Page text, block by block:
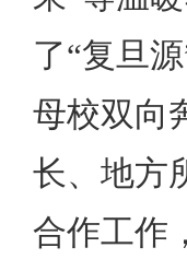
了“复旦
母校双向
长、地方
合作工作